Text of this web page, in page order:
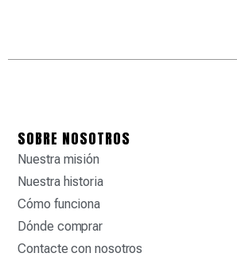
SOBRE NOSOTROS
Nuestra misión
Nuestra historia
Cómo funciona
Dónde comprar
Contacte con nosotros